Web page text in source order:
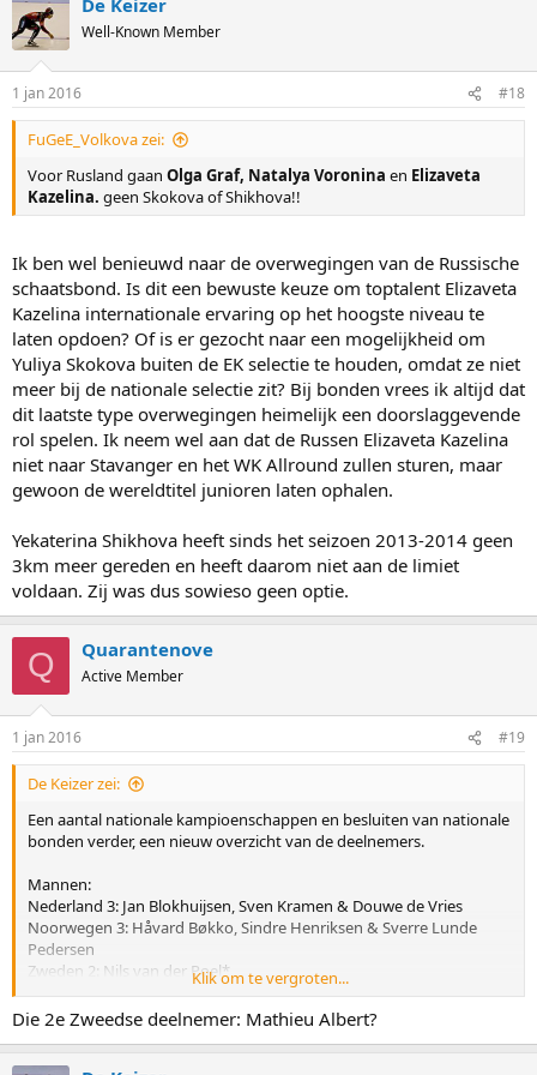
punten
9. Jan Szymanski 36,1; 1:46,2; 6:32 maakt in totaal 110.700 punten
(rijdt geen 10.000 meter)
10. Zbigniew Brodka 36,4; 1:47,8; 6:37 maakt in totaal 112.033
punten (rijdt geen 10.000 meter)
c
t
i
n
s
:
Well-Known Member
1 jan 2016 #18
FuGeE_Volkova zei:
Voor Rusland gaan Olga Graf, Natalya Voronina en Elizaveta
Kazelina. geen Skokova of Shikhova!!
Ik ben wel benieuwd naar de overwegingen van de Russische
schaatsbond. Is dit een bewuste keuze om toptalent Elizaveta
Kazelina internationale ervaring op het hoogste niveau te
laten opdoen? Of is er gezocht naar een mogelijkheid om
Yuliya Skokova buiten de EK selectie te houden, omdat ze niet
meer bij de nationale selectie zit? Bij bonden vrees ik altijd dat
dit laatste type overwegingen heimelijk een doorslaggevende
rol spelen. Ik neem wel aan dat de Russen Elizaveta Kazelina
niet naar Stavanger en het WK Allround zullen sturen, maar
gewoon de wereldtitel junioren laten ophalen.
Yekaterina Shikhova heeft sinds het seizoen 2013-2014 geen
3km meer gereden en heeft daarom niet aan de limiet
voldaan. Zij was dus sowieso geen optie.
Q Quarantenove
Active Member
1 jan 2016 #19
De Keizer zei:
Een aantal nationale kampioenschappen en besluiten van nationale
bonden verder, een nieuw overzicht van de deelnemers.
Mannen:
Nederland 3: Jan Blokhuijsen, Sven Kramen & Douwe de Vries
Noorwegen 3: Håvard Bøkko, Sindre Henriksen & Sverre Lunde
Pedersen
Zweden 2: Nils van der Poel*
Finland 1: Tuomas Rahnasto*
Denemarken 2: Stefan Due Schmidt & Viktor Hald Thorup*
Klik om te vergroten...
Die 2e Zweedse deelnemer: Mathieu Albert?